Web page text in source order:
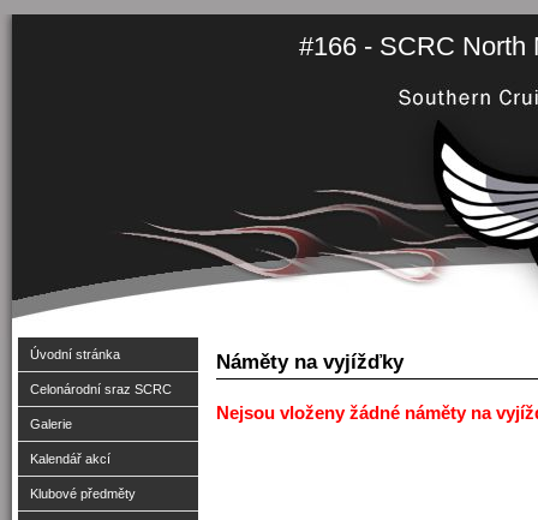
#166 - SCRC North
Úvodní stránka
Celonárodní sraz SCRC
Galerie
Kalendář akcí
Klubové předměty
Náměty na vyjížďky
Nejsou vloženy žádné náměty na